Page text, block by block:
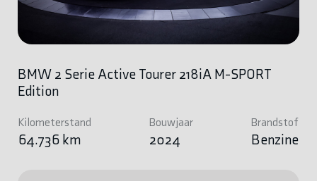
BMW 2 Serie Active Tourer 218iA M-SPORT
Edition
Kilometerstand
64.736 km
Bouwjaar
2024
Brandstof
Benzine